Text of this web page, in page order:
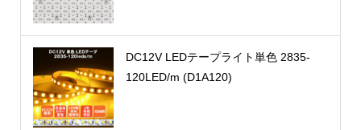
DC12V LEDテープライト単色 2835-
120LED/m (D1A120)